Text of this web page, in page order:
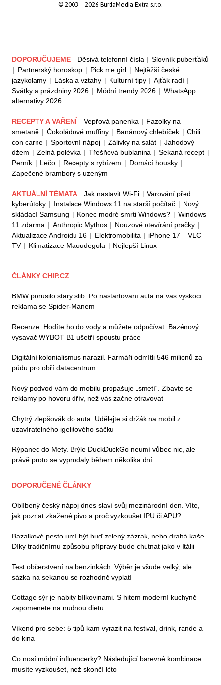
© 2003—2026 BurdaMedia Extra s.r.o.
DOPORUČUJEME Děsivá telefonní čísla | Slovník puberťáků
| Partnerský horoskop | Pick me girl | Nejtěžší české
jazykolamy | Láska a vztahy | Kulturní tipy | Ajťák radí |
Svátky a prázdniny 2026 | Módní trendy 2026 | WhatsApp
alternativy 2026
RECEPTY A VAŘENÍ Vepřová panenka | Fazolky na
smetaně | Čokoládové muffiny | Banánový chlebíček | Chili
con carne | Sportovní nápoj | Zálivky na salát | Jahodový
džem | Zelná polévka | Třešňová bublanina | Sekaná recept |
Perník | Lečo | Recepty s rybízem | Domácí housky |
Zapečené brambory s uzeným
AKTUÁLNÍ TÉMATA Jak nastavit Wi-Fi | Varování před
kyberútoky | Instalace Windows 11 na starší počítač | Nový
skládací Samsung | Konec modré smrti Windows? | Windows
11 zdarma | Anthropic Mythos | Nouzové otevírání pračky |
Aktualizace Androidu 16 | Elektromobilita | iPhone 17 | VLC
TV | Klimatizace Maoudegola | Nejlepší Linux
ČLÁNKY CHIP.CZ
BMW porušilo starý slib. Po nastartování auta na vás vyskočí
reklama se Spider-Manem
Recenze: Hodíte ho do vody a můžete odpočívat. Bazénový
vysavač WYBOT B1 ušetří spoustu práce
Digitální kolonialismus narazil. Farmáři odmítli 546 milionů za
půdu pro obří datacentrum
Nový podvod vám do mobilu propašuje „smetí“. Zbavte se
reklamy po hovoru dřív, než vás začne otravovat
Chytrý zlepšovák do auta: Udělejte si držák na mobil z
uzavíratelného igelitového sáčku
Rýpanec do Mety. Brýle DuckDuckGo neumí vůbec nic, ale
právě proto se vyprodaly během několika dní
DOPORUČENÉ ČLÁNKY
Oblíbený český nápoj dnes slaví svůj mezinárodní den. Víte,
jak poznat zkažené pivo a proč vyzkoušet IPU či APU?
Bazalkové pesto umí být buď zelený zázrak, nebo drahá kaše.
Díky tradičnímu způsobu přípravy bude chutnat jako v Itálii
Test občerstvení na benzinkách: Výběr je všude velký, ale
sázka na sekanou se rozhodně vyplatí
Cottage sýr je nabitý bílkovinami. S hitem moderní kuchyně
zapomenete na nudnou dietu
Víkend pro sebe: 5 tipů kam vyrazit na festival, drink, rande a
do kina
Co nosí módní influencerky? Následující barevné kombinace
musíte vyzkoušet, než skončí léto